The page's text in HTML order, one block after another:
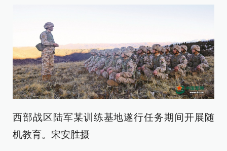
西部战区陆军某训练基地遂行任务期间开展随
机教育。宋安胜摄